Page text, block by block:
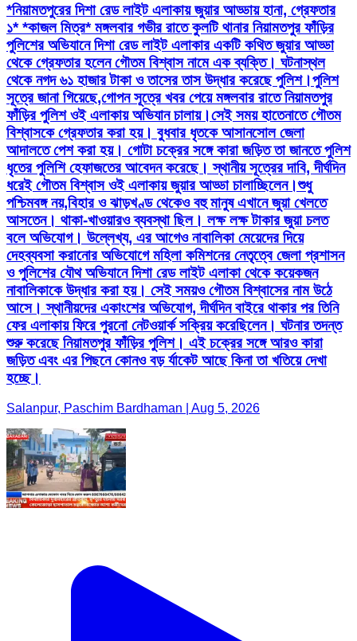
*নিয়ামতপুরের দিশা রেড লাইট এলাকায় জুয়ার আড্ডায় হানা, গ্রেফতার
১* *কাজল মিত্র* মঙ্গলবার গভীর রাতে কুলটি থানার নিয়ামতপুর ফাঁড়ির
পুলিশের অভিযানে দিশা রেড লাইট এলাকার একটি কথিত জুয়ার আড্ডা
থেকে গ্রেফতার হলেন গৌতম বিশ্বাস নামে এক ব্যক্তি। ঘটনাস্থল
থেকে নগদ ৬১ হাজার টাকা ও তাসের তাস উদ্ধার করেছে পুলিশ।পুলিশ
সূত্রে জানা গিয়েছে,গোপন সূত্রে খবর পেয়ে মঙ্গলবার রাতে নিয়ামতপুর
ফাঁড়ির পুলিশ ওই এলাকায় অভিযান চালায়।সেই সময় হাতেনাতে গৌতম
বিশ্বাসকে গ্রেফতার করা হয়। বুধবার ধৃতকে আসানসোল জেলা
আদালতে পেশ করা হয়। গোটা চক্রের সঙ্গে কারা জড়িত তা জানতে পুলিশ
ধৃতের পুলিশি হেফাজতের আবেদন করেছে। স্থানীয় সূত্রের দাবি, দীর্ঘদিন
ধরেই গৌতম বিশ্বাস ওই এলাকায় জুয়ার আড্ডা চালাচ্ছিলেন।শুধু
পশ্চিমবঙ্গ নয়,বিহার ও ঝাড়খণ্ড থেকেও বহু মানুষ এখানে জুয়া খেলতে
আসতেন। থাকা-খাওয়ারও ব্যবস্থা ছিল। লক্ষ লক্ষ টাকার জুয়া চলত
বলে অভিযোগ। উল্লেখ্য, এর আগেও নাবালিকা মেয়েদের দিয়ে
দেহব্যবসা করানোর অভিযোগে মহিলা কমিশনের নেতৃত্বে জেলা প্রশাসন
ও পুলিশের যৌথ অভিযানে দিশা রেড লাইট এলাকা থেকে কয়েকজন
নাবালিকাকে উদ্ধার করা হয়। সেই সময়ও গৌতম বিশ্বাসের নাম উঠে
আসে। স্থানীয়দের একাংশের অভিযোগ, দীর্ঘদিন বাইরে থাকার পর তিনি
ফের এলাকায় ফিরে পুরনো নেটওয়ার্ক সক্রিয় করেছিলেন। ঘটনার তদন্ত
শুরু করেছে নিয়ামতপুর ফাঁড়ির পুলিশ। এই চক্রের সঙ্গে আরও কারা
জড়িত এবং এর পিছনে কোনও বড় র্যাকেট আছে কিনা তা খতিয়ে দেখা
হচ্ছে।
Salanpur, Paschim Bardhaman | Aug 5, 2026